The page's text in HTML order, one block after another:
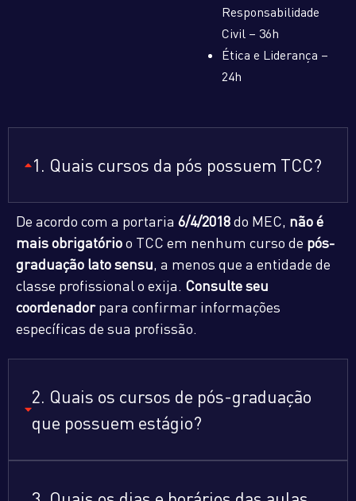
Responsabilidade
Civil – 36h
Ética e Liderança –
24h
1. Quais cursos da pós possuem TCC?
De acordo com a portaria 6/4/2018do MEC, não é
mais obrigatórioo TCC em nenhum curso de pós-
graduação lato sensu, a menos que a entidade de
classe profissional o exija. Consulte seu
coordenadorpara confirmar informações
específicas de sua profissão.
2. Quais os cursos de pós-graduação
que possuem estágio?